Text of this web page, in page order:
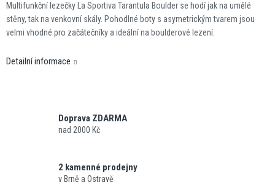
Multifunkční lezečky La Sportiva Tarantula Boulder se hodí jak na umělé
stěny, tak na venkovní skály. Pohodlné boty s asymetrickým tvarem jsou
velmi vhodné pro začátečníky a ideální na boulderové lezení.
Detailní informace
Doprava ZDARMA
nad 2000 Kč
2 kamenné prodejny
v Brně a Ostravě